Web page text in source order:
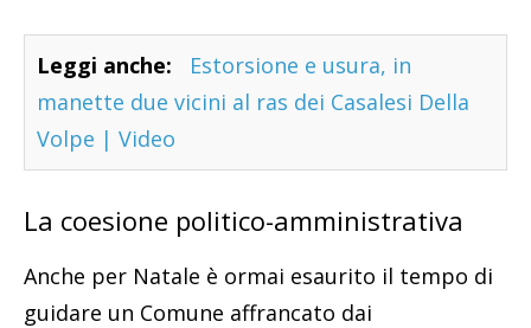
Leggi anche:
Estorsione e usura, in
manette due vicini al ras dei Casalesi Della
Volpe | Video
La coesione politico-amministrativa
Anche per Natale è ormai esaurito il tempo di
guidare un Comune affrancato dai